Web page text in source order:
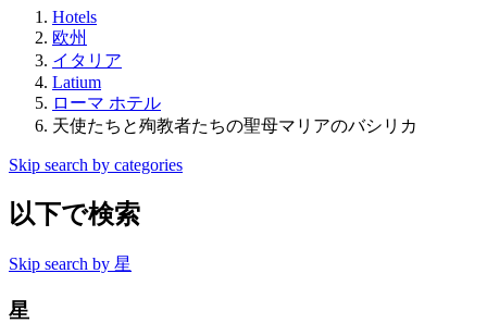
Hotels
欧州
イタリア
Latium
ローマ ホテル
天使たちと殉教者たちの聖母マリアのバシリカ
Skip search by categories
以下で検索
Skip search by 星
星